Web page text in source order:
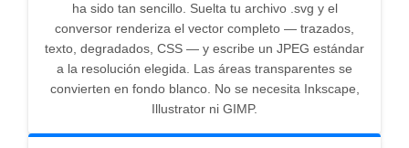
ha sido tan sencillo. Suelta tu archivo .svg y el
conversor renderiza el vector completo — trazados,
texto, degradados, CSS — y escribe un JPEG estándar
a la resolución elegida. Las áreas transparentes se
convierten en fondo blanco. No se necesita Inkscape,
Illustrator ni GIMP.